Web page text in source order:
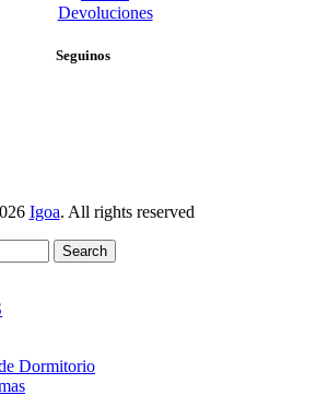
Devoluciones
Seguinos
Igoa. All rights reserved
Search
Dormitorio